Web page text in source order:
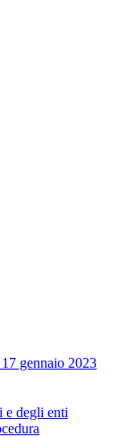
gennaio 2023
e degli enti